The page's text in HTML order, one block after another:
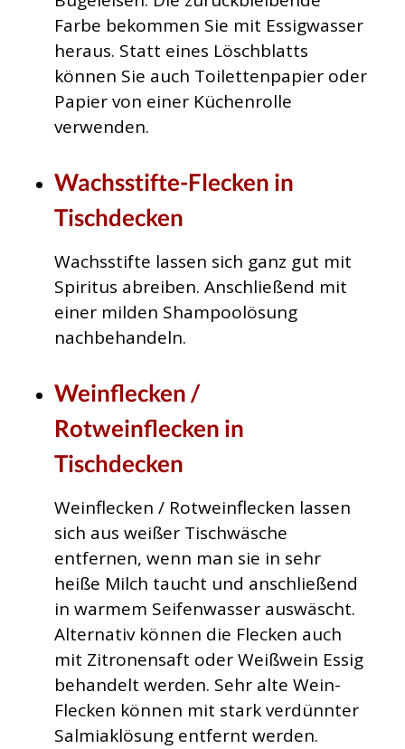
Farbe bekommen Sie mit Essigwasser
heraus. Statt eines Löschblatts
können Sie auch Toilettenpapier oder
Papier von einer Küchenrolle
verwenden.
Wachsstifte-Flecken in
Tischdecken
Wachsstifte lassen sich ganz gut mit
Spiritus abreiben. Anschließend mit
einer milden Shampoolösung
nachbehandeln.
Weinflecken /
Rotweinflecken in
Tischdecken
Weinflecken / Rotweinflecken lassen
sich aus weißer Tischwäsche
entfernen, wenn man sie in sehr
heiße Milch taucht und anschließend
in warmem Seifenwasser auswäscht.
Alternativ können die Flecken auch
mit Zitronensaft oder Weißwein Essig
behandelt werden. Sehr alte Wein-
Flecken können mit stark verdünnter
Salmiaklösung entfernt werden.